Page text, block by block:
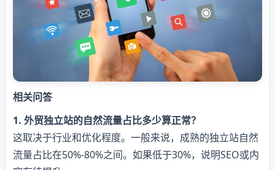
相关问答
1. 外贸独立站的自然流量占比多少算正常？
这取决于行业和优化程度。一般来说，成熟的独立站自然
流量占比在50%-80%之间。如果低于30%，说明SEO或内